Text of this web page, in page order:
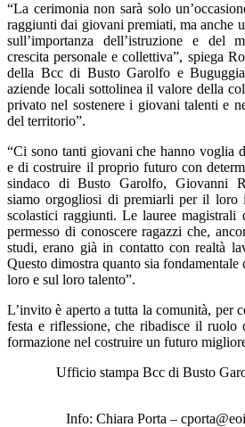
“La cerimonia non sarà solo
raggiunti dai giovani premiati, ma anche
sull’importanza dell’istruzione e del
crescita personale e collettiva”, spiega
della Bcc di Busto Garolfo e
aziende locali sottolinea il valore della
privato nel sostenere i giovani talenti e
del territorio”.
“Ci sono tanti giovani che hanno voglia
e di costruire il proprio futuro con
sindaco di Busto Garolfo, Giovanni
siamo orgogliosi di premiarli per il loro
scolastici raggiunti. Le lauree
permesso di conoscere ragazzi che,
studi, erano già in contatto con realtà
Questo dimostra quanto sia fondamentale
loro e sul loro talento”.
L’invito è aperto a tutta la comunità, per
festa e riflessione, che ribadisce il ruolo
formazione nel costruire un futuro
Ufficio stampa Bcc di Busto
Info: Chiara Porta –